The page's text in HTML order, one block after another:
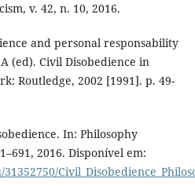
v. 42, n. 10, 2016.
and personal responsability
(ed). Civil Disobedience in
Routledge, 2002 [1991]. p. 49-
In: Philosophy
2016. Disponível em: